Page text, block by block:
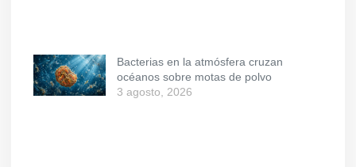
Bacterias en la atmósfera cruzan
océanos sobre motas de polvo
3 agosto, 2026